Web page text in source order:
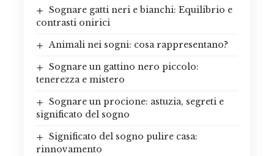
Sognare gatti neri e bianchi: Equilibrio e
contrasti onirici
Animali nei sogni: cosa rappresentano?
Sognare un gattino nero piccolo:
tenerezza e mistero
Sognare un procione: astuzia, segreti e
significato del sogno
Significato del sogno pulire casa:
rinnovamento